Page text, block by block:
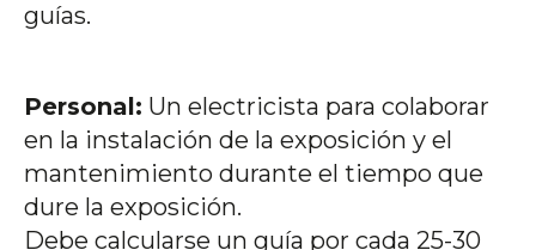
guías.
Personal: Un electricista para colaborar
en la instalación de la exposición y el
mantenimiento durante el tiempo que
dure la exposición.
Debe calcularse un guía por cada 25-30